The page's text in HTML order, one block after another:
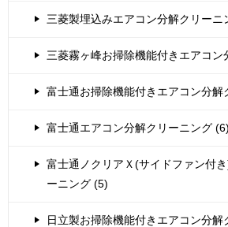
三菱製埋込みエアコン分解クリーニ
三菱霧ヶ峰お掃除機能付きエアコン
富士通お掃除機能付きエアコン分解
富士通エアコン分解クリーニング (6)
富士通ノクリアＸ(サイドファン付
ーニング (5)
日立製お掃除機能付きエアコン分解